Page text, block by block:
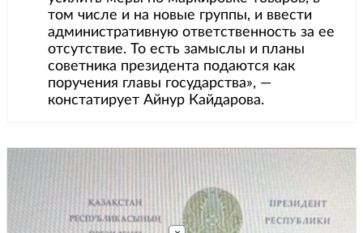
том числе и на новые группы, и ввести
административную ответственность за ее
отсутствие. То есть замыслы и планы
советника президента подаются как
поручения главы государства», —
констатирует Айнур Кайдарова.